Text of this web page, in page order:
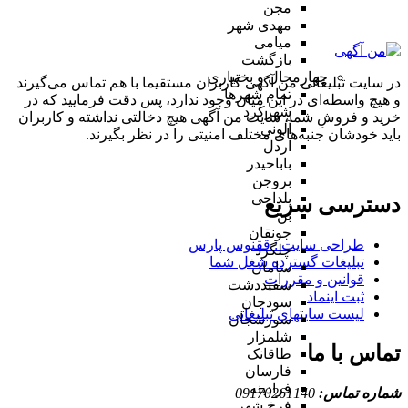
مجن
مهدی شهر
میامی
بازگشت
چهارمحال و بختیاری
تمام شهر‌ها
شهرکرد
آلونی
اردل
باباحیدر
بروجن
بلداجی
بن
جونقان
چلگرد
سامان
سفیددشت
سودجان
سورشجان
شلمزار
طاقانک
فارسان
فرادبنه
در سایت تبلیغاتی من آگهی کاربران مستقیما با هم تماس می‌گیرند
و هیچ واسطه‌ای در این میان وجود ندارد، پس دقت فرمایید که در
خرید و فروشِ شما، سایت من آگهی هیچ دخالتی نداشته و کاربران
باید خودشان جنبه‌های مختلف امنیتی را در نظر بگیرند.
دسترسی سریع
طراحی سایت :‌ ققنوس پارس
تبلیغات گسترده شغل شما
قوانین و مقررات
ثبت اینماد
لیست سایتهای تبلیغاتی
تماس با ما
شماره تماس: 09170261140